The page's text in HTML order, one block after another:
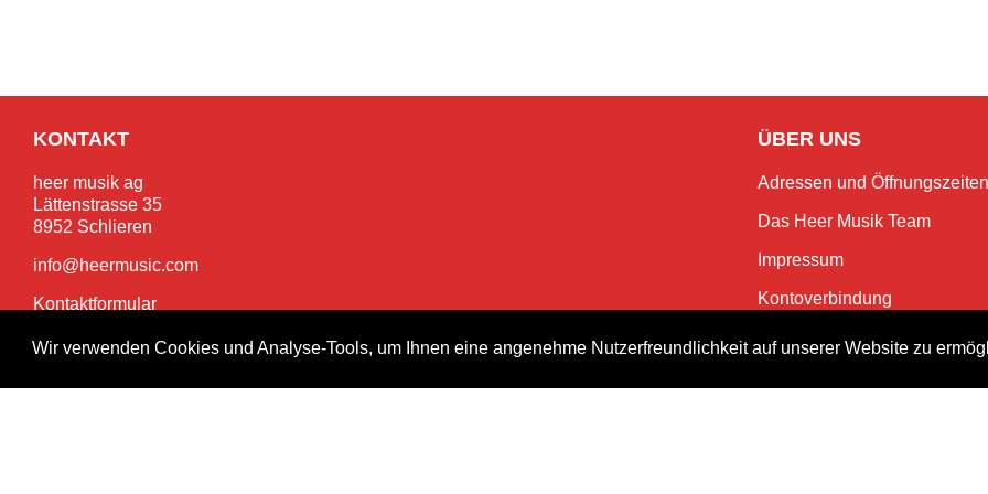
Wir verwenden Cookies und Analyse-Tools, um Ihnen eine angenehme Nutzerfreundlichkeit auf unserer Website zu
KONTAKT
heer musik ag
Lättenstrasse 35
8952 Schlieren
info@heermusic.com
Kontaktformular
ÜBER UNS
Adressen und Öffnungszeiten
Das Heer Musik Team
Impressum
Kontoverbindung
Jobs